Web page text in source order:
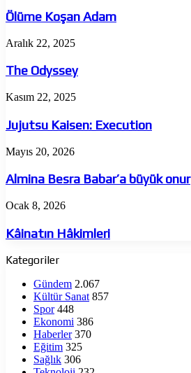
Adam
Ölüme Koşan Adam
The
Aralık 22, 2025
The Odyssey
Jujutsu
Execution
Kasım 22, 2025
Jujutsu Kaisen: Execution
Almina
Babar’a
büyük
onur
Mayıs 20, 2026
Almina Besra Babar’a büyük onur
Kâinatın
Ocak 8, 2026
Kâinatın Hâkimleri
Kategoriler
Gündem 2.067
Kültür Sanat 857
Spor 448
Ekonomi 386
Haberler 370
Eğitim 325
Sağlık 306